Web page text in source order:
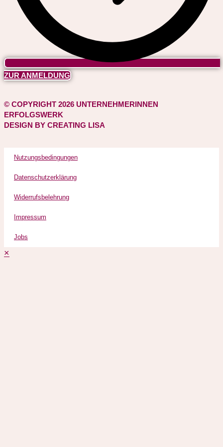
ZUR ANMELDUNG
© COPYRIGHT 2026 UNTERNEHMERINNEN
ERFOLGSWERK
DESIGN BY CREATING LISA
Nutzungsbedingungen
Datenschutzerklärung
Widerrufsbelehrung
Impressum
Jobs
×